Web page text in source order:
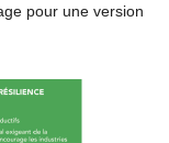
pour une version